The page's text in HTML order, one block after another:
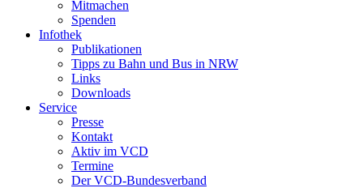
Mitmachen
Spenden
Infothek
Publikationen
Tipps zu Bahn und Bus in NRW
Links
Downloads
Service
Presse
Kontakt
Aktiv im VCD
Termine
Der VCD-Bundesverband